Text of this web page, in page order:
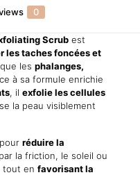
0
Scrubest
les taches foncées et
les phalanges,
à sa formule enrichie
, il exfolie les cellules
la peau visiblement
réduire la
la friction, le soleil ou
tout en favorisant la